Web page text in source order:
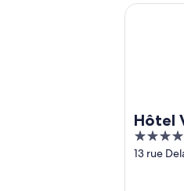
Hôtel
4
out
13 rue
Hôtel